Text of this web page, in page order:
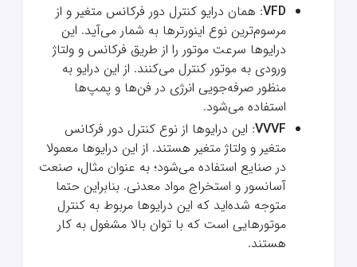
VFD: همان درایو کنترل دور فرکانس متغیر و از
مرسوم‌ترین نوع اینورترها به شمار می‌آید. این
درایوها سرعت موتور را از طریق فرکانس و ولتاژ
ورودی به موتور کنترل می‌کنند. از این درایو به
منظور صرفه‌جویی انرژی در فن‌ها و پمپ‌ها
استفاده می‌شود.
VVVF: این درایوها از نوع کنترل دور فرکانس
متغیر و ولتاژ متغیر هستند. از این درایوها معمولا
در صنایع استفاده می‌شود؛ به عنوان مثال، صنعت
آسانسور و استخراج مواد معدنی. بنابراین حتما
متوجه شده‌اید که این درایوها مربوط به کنترل
موتورهایی است که با توان بالا مشغول به کار
هستند.